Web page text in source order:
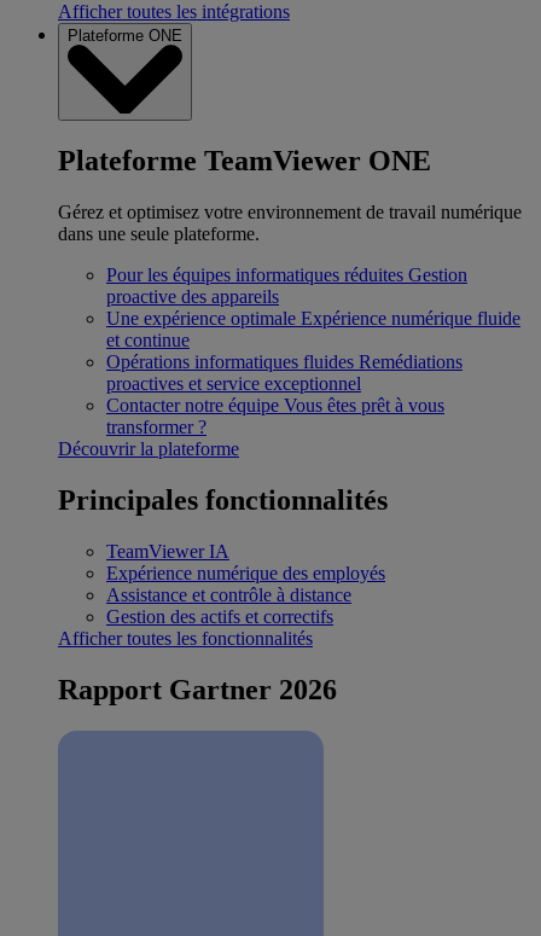
Afficher toutes les intégrations
Plateforme ONE
Plateforme TeamViewer ONE
Gérez et optimisez votre environnement de travail numérique
dans une seule plateforme.
Pour les équipes informatiques réduites Gestion
proactive des appareils
Une expérience optimale Expérience numérique fluide
et continue
Opérations informatiques fluides Remédiations
proactives et service exceptionnel
Contacter notre équipe Vous êtes prêt à vous
transformer ?
Découvrir la plateforme
Principales fonctionnalités
TeamViewer IA
Expérience numérique des employés
Assistance et contrôle à distance
Gestion des actifs et correctifs
Afficher toutes les fonctionnalités
Rapport Gartner 2026